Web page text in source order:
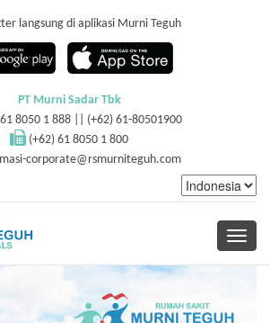
langsung di aplikasi Murni Teguh
PT Murni Sadar Tbk
8050 1 888 || (+62) 61-80501900
(+62) 61 8050 1 800
corporate@rsmurniteguh.com
Toggle